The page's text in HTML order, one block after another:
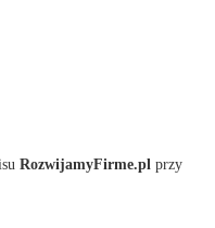
RozwijamyFirme.pl przy